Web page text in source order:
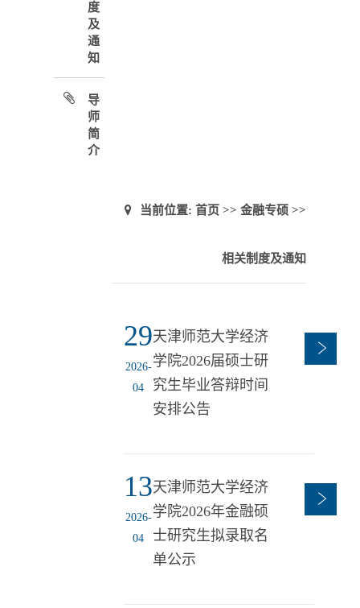
度
及
通
知
导
师
简
介
当前位置: 首页 >> 金融专硕 >>
相关制度及通知
29
2026-
04
天津师范大学经济
学院2026届硕士研
究生毕业答辩时间
安排公告
13
2026-
04
天津师范大学经济
学院2026年金融硕
士研究生拟录取名
单公示